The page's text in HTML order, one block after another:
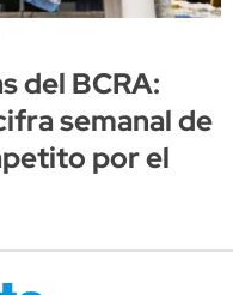
del BCRA:
semanal de
por el